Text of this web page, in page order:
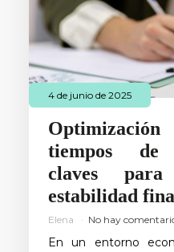
4 de junio de 2025
tiempos de
claves
estabilidad
Elena No hay
En un entorno